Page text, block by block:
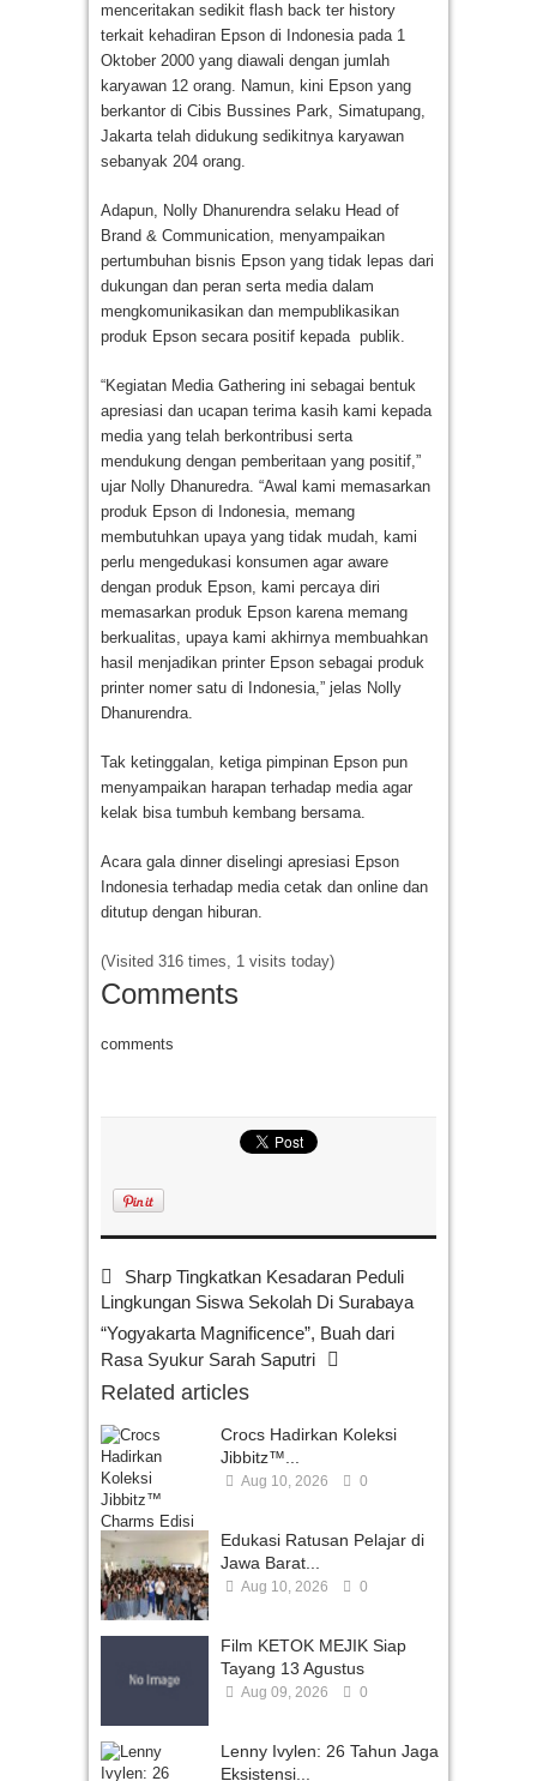
menceritakan sedikit flash back ter history
terkait kehadiran Epson di Indonesia pada 1
Oktober 2000 yang diawali dengan jumlah
karyawan 12 orang. Namun, kini Epson yang
berkantor di Cibis Bussines Park, Simatupang,
Jakarta telah didukung sedikitnya karyawan
sebanyak 204 orang.
Adapun, Nolly Dhanurendra selaku Head of
Brand & Communication, menyampaikan
pertumbuhan bisnis Epson yang tidak lepas dari
dukungan dan peran serta media dalam
mengkomunikasikan dan mempublikasikan
produk Epson secara positif kepada publik.
“Kegiatan Media Gathering ini sebagai bentuk
apresiasi dan ucapan terima kasih kami kepada
media yang telah berkontribusi serta
mendukung dengan pemberitaan yang positif,”
ujar Nolly Dhanuredra. “Awal kami memasarkan
produk Epson di Indonesia, memang
membutuhkan upaya yang tidak mudah, kami
perlu mengedukasi konsumen agar aware
dengan produk Epson, kami percaya diri
memasarkan produk Epson karena memang
berkualitas, upaya kami akhirnya membuahkan
hasil menjadikan printer Epson sebagai produk
printer nomer satu di Indonesia,” jelas Nolly
Dhanurendra.
Tak ketinggalan, ketiga pimpinan Epson pun
menyampaikan harapan terhadap media agar
kelak bisa tumbuh kembang bersama.
Acara gala dinner diselingi apresiasi Epson
Indonesia terhadap media cetak dan online dan
ditutup dengan hiburan.
(Visited 316 times, 1 visits today)
Comments
comments
Sharp Tingkatkan Kesadaran Peduli
Lingkungan Siswa Sekolah Di Surabaya
“Yogyakarta Magnificence”, Buah dari
Rasa Syukur Sarah Saputri
Related articles
Crocs Hadirkan Koleksi
Jibbitz™...
Aug 10, 2026 0
Edukasi Ratusan Pelajar di
Jawa Barat...
Aug 10, 2026 0
Film KETOK MEJIK Siap
Tayang 13 Agustus
Aug 09, 2026 0
Lenny Ivylen: 26 Tahun Jaga
Eksistensi...